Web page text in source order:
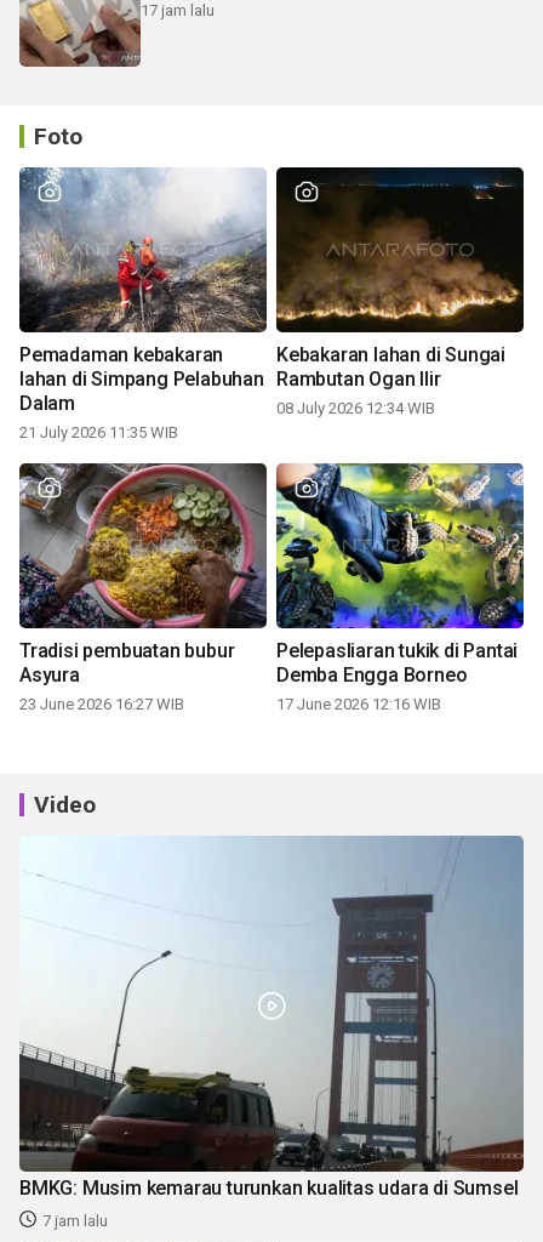
17 jam lalu
Foto
Pemadaman kebakaran
lahan di Simpang Pelabuhan
Dalam
21 July 2026 11:35 WIB
Kebakaran lahan di Sungai
Rambutan Ogan Ilir
08 July 2026 12:34 WIB
Tradisi pembuatan bubur
Asyura
23 June 2026 16:27 WIB
Pelepasliaran tukik di Pantai
Demba Engga Borneo
17 June 2026 12:16 WIB
Video
BMKG: Musim kemarau turunkan kualitas udara di Sumsel
7 jam lalu